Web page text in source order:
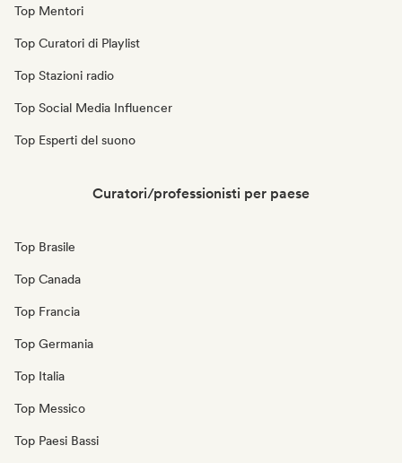
Top Mentori
Top Curatori di Playlist
Top Stazioni radio
Top Social Media Influencer
Top Esperti del suono
Curatori/professionisti per paese
Top Brasile
Top Canada
Top Francia
Top Germania
Top Italia
Top Messico
Top Paesi Bassi